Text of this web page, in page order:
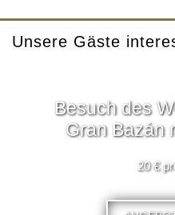
Unsere Gäste
Besuch des
Gran Bazán
20 €